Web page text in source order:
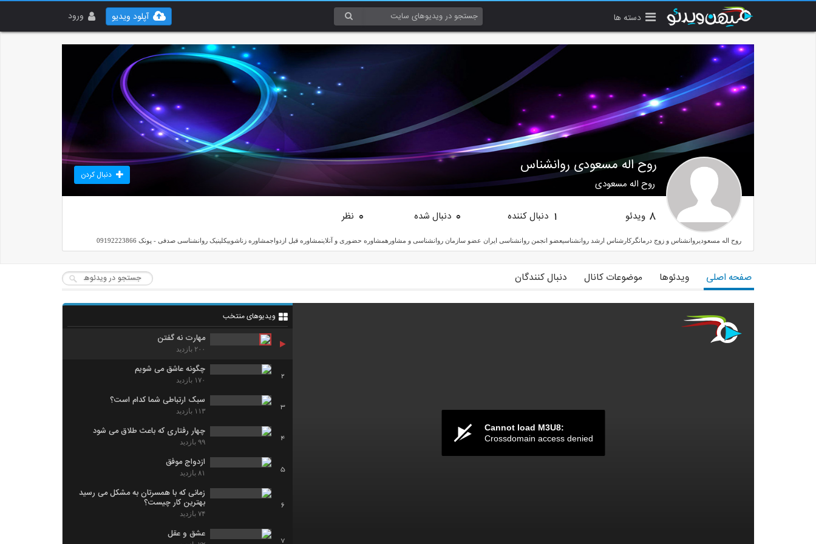
دسته ها ورود آپلود ویدیو
روح اله مسعودی روانشناس
روح اله مسعودی
دنبال کردن
8 ویدئو 1 دنبال کننده 0 دنبال شده 0 نظر
روح اله مسعودیروانشناس و زوج درمانگرکارشناس ارشد روانشناسیعضو انجمن روانشناسی ایران عضو سازمان روانشناسی و مشاورهمشاوره حضوری و آنلاینمشاوره قبل ازدواجمشاوره زناشوییکلینیک روانشناسی صدفی - پونک 09192223866
صفحه اصلی ویدئوها موضوعات کانال دنبال کنندگان
Cannot load M3U8:
Crossdomain access denied
ویدیوهای منتخب
مهارت نه گفتن
۲۰۰ بازدید
2
چگونه عاشق می شویم
۱۷۰ بازدید
3
سبک ارتباطی شما کدام است؟
۱۱۳ بازدید
4
چهار رفتاری که باعث طلاق می شود
۹۹ بازدید
5
ازدواج موفق
۸۱ بازدید
6
زمانی که با همسرتان به مشکل می رسید
بهترین کار چیست؟
۷۴ بازدید
7
عشق و عقل